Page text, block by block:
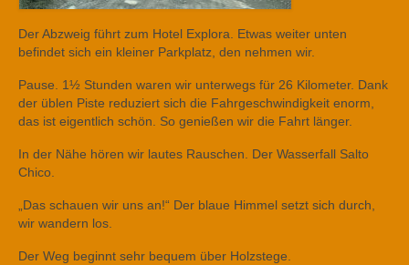
Der Abzweig führt zum Hotel Explora. Etwas weiter unten
befindet sich ein kleiner Parkplatz, den nehmen wir.
Pause. 1½ Stunden waren wir unterwegs für 26 Kilometer. Dank
der üblen Piste reduziert sich die Fahrgeschwindigkeit enorm,
das ist eigentlich schön. So genießen wir die Fahrt länger.
In der Nähe hören wir lautes Rauschen. Der Wasserfall Salto
Chico.
„Das schauen wir uns an!“ Der blaue Himmel setzt sich durch,
wir wandern los.
Der Weg beginnt sehr bequem über Holzstege.